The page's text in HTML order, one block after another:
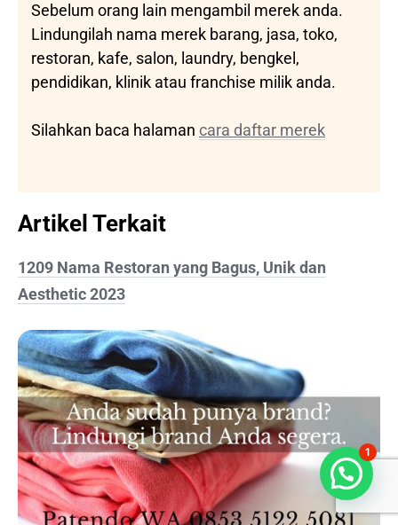
Sebelum orang lain mengambil merek anda.
Lindungilah nama merek barang, jasa, toko,
restoran, kafe, salon, laundry, bengkel,
pendidikan, klinik atau franchise milik anda.
Silahkan baca halaman cara daftar merek
Artikel Terkait
1209 Nama Restoran yang Bagus, Unik dan
Aesthetic 2023
Bisa dibantu?
1